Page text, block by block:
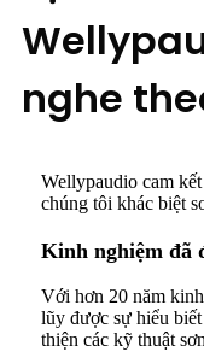
nghe
Wellypaudio cam
chúng tôi khác biệt
Kinh nghiệm đã
Với hơn 20 năm
lũy được sự hiểu
thiện các kỹ thuật